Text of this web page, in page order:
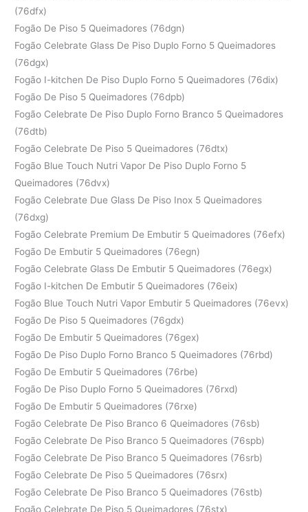
(76dfx)
Fogão De Piso 5 Queimadores (76dgn)
Fogão Celebrate Glass De Piso Duplo Forno 5 Queimadores
(76dgx)
Fogão I-kitchen De Piso Duplo Forno 5 Queimadores (76dix)
Fogão De Piso 5 Queimadores (76dpb)
Fogão Celebrate De Piso Duplo Forno Branco 5 Queimadores
(76dtb)
Fogão Celebrate De Piso 5 Queimadores (76dtx)
Fogão Blue Touch Nutri Vapor De Piso Duplo Forno 5
Queimadores (76dvx)
Fogão Celebrate Due Glass De Piso Inox 5 Queimadores
(76dxg)
Fogão Celebrate Premium De Embutir 5 Queimadores (76efx)
Fogão De Embutir 5 Queimadores (76egn)
Fogão Celebrate Glass De Embutir 5 Queimadores (76egx)
Fogão I-kitchen De Embutir 5 Queimadores (76eix)
Fogão Blue Touch Nutri Vapor Embutir 5 Queimadores (76evx)
Fogão De Piso 5 Queimadores (76gdx)
Fogão De Embutir 5 Queimadores (76gex)
Fogão De Piso Duplo Forno Branco 5 Queimadores (76rbd)
Fogão De Embutir 5 Queimadores (76rbe)
Fogão De Piso Duplo Forno 5 Queimadores (76rxd)
Fogão De Embutir 5 Queimadores (76rxe)
Fogão Celebrate De Piso Branco 6 Queimadores (76sb)
Fogão Celebrate De Piso Branco 5 Queimadores (76spb)
Fogão Celebrate De Piso Branco 5 Queimadores (76srb)
Fogão Celebrate De Piso 5 Queimadores (76srx)
Fogão Celebrate De Piso Branco 5 Queimadores (76stb)
Fogão Celebrate De Piso 5 Queimadores (76stx)